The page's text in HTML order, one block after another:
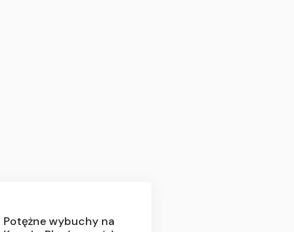
Potężne wybuchy na